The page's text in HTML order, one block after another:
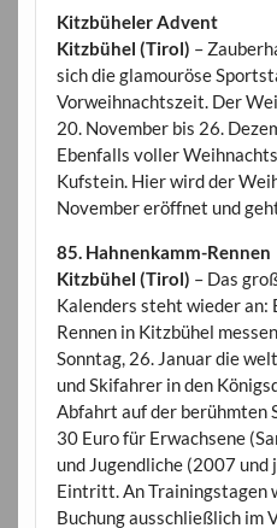
Kitzbüheler Advent
Kitzbühel (Tirol) –
sich die glamouröse
Vorweihnachtszeit. Der
20. November bis 26.
Ebenfalls voller
Kufstein. Hier wird der
November eröffnet und
85. Hahnenkamm-Rennen
Kitzbühel (Tirol) – Das
Kalenders steht wieder an:
Rennen in Kitzbühel
Sonntag, 26. Januar die
und Skifahrer in den
Abfahrt auf der berühmten
30 Euro für Erwachsene
und Jugendliche (2007 und
Eintritt. An Trainingstagen
Buchung ausschließlich im